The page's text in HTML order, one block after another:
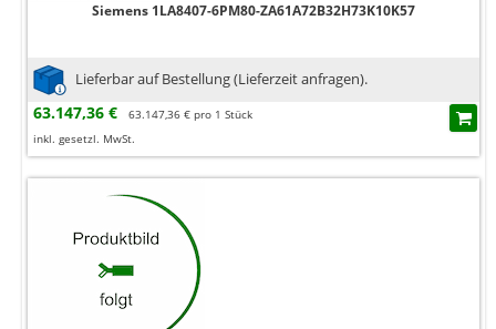
Siemens 1LA8407-6PM80-ZA61A72B32H73K10K57
Lieferbar auf Bestellung (Lieferzeit anfragen).
63.147,36 €
63.147,36 € pro 1 Stück
inkl. gesetzl. MwSt.